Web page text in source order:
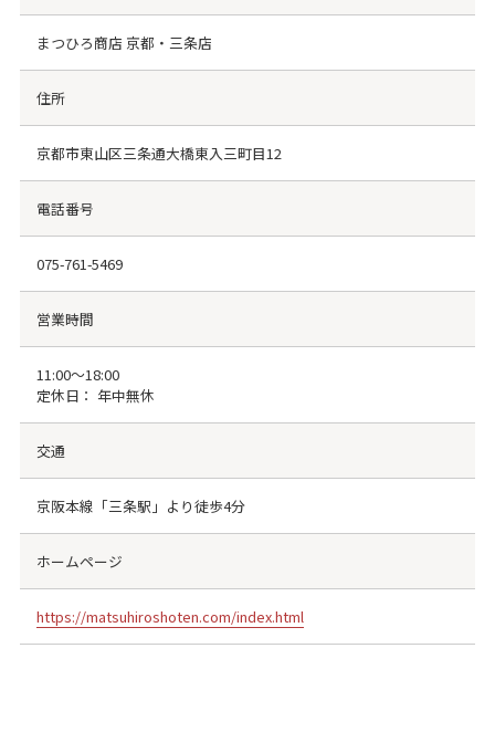
まつひろ商店 京都・三条店
住所
京都市東山区三条通大橋東入三町目12
電話番号
075-761-5469
営業時間
11:00～18:00
定休日： 年中無休
交通
京阪本線「三条駅」より徒歩4分
ホームページ
https://matsuhiroshoten.com/index.html